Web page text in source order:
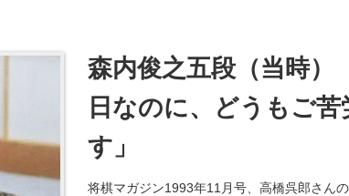
森内俊之五段（当時）
日なのに、どうもご
す」
将棋マガジン1993年11月号、高橋呉郎さんの